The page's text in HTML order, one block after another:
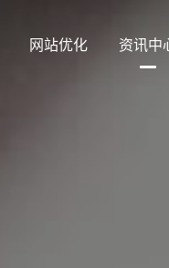
网站优化 资讯中